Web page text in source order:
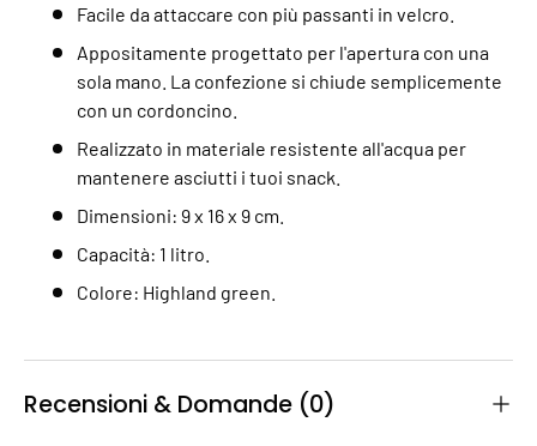
Facile da attaccare con più passanti in velcro.
Appositamente progettato per l'apertura con una
sola mano. La confezione si chiude semplicemente
con un cordoncino.
Realizzato in materiale resistente all'acqua per
mantenere asciutti i tuoi snack.
Dimensioni: 9 x 16 x 9 cm.
Capacità: 1 litro.
Colore: Highland green.
Recensioni & Domande (0)